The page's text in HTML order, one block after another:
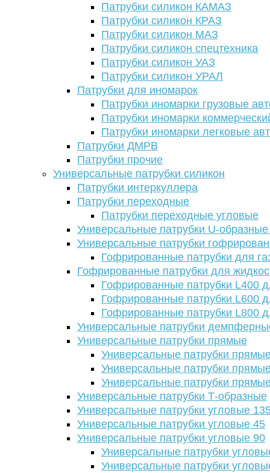
Патрубки силикон КАМАЗ
Патрубки силикон КРАЗ
Патрубки силикон МАЗ
Патрубки силикон спецтехника
Патрубки силикон УАЗ
Патрубки силикон УРАЛ
Патрубки для иномарок
Патрубки иномарки грузовые
Патрубки иномарки
Патрубки иномарки легковые
Патрубки ДМРВ
Патрубки прочие
Универсальные патрубки силикон
Патрубки интеркуллера
Патрубки переходные
Патрубки переходные угловые
Универсальные патрубки U-
Универсальные патрубки
Гофрированные патрубки для
Гофрированные патрубки для
Гофрированные патрубки L400
Гофрированные патрубки L600
Гофрированные патрубки L800
Универсальные патрубки
Универсальные патрубки прямые
Универсальные патрубки
Универсальные патрубки
Универсальные патрубки
Универсальные патрубки Т-образные
Универсальные патрубки угловые
Универсальные патрубки угловые 45
Универсальные патрубки угловые 90
Универсальные патрубки
Универсальные патрубки